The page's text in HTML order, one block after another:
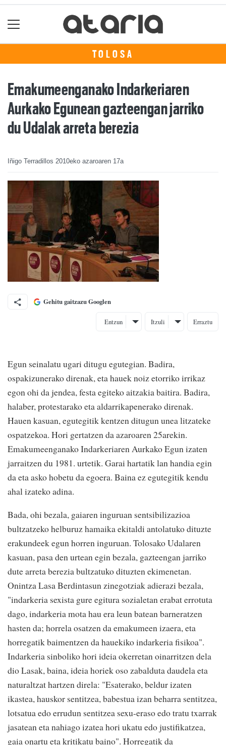
TOLOSA
Emakumeenganako Indarkeriaren
Aurkako Egunean gazteengan jarriko
du Udalak arreta berezia
Iñigo Terradillos 2010eko azaroaren 17a
Gehitu gaitzazu Googlen
Entzun Itzuli Erraztu
Egun seinalatu ugari ditugu egutegian. Badira,
ospakizunerako direnak, eta hauek noiz etorriko irrikaz
egon ohi da jendea, festa egiteko aitzakia baitira. Badira,
halaber, protestarako eta aldarrikapenerako direnak.
Hauen kasuan, egutegitik kentzen ditugun unea litzateke
ospatzekoa. Hori gertatzen da azaroaren 25arekin.
Emakumeenganako Indarkeriaren Aurkako Egun izaten
jarraitzen du 1981. urtetik. Garai hartatik lan handia egin
da eta asko hobetu da egoera. Baina ez egutegitik kendu
ahal izateko adina.
Bada, ohi bezala, gaiaren inguruan sentsibilizazioa
bultzatzeko helburuz hamaika ekitaldi antolatuko dituzte
erakundeek egun horren inguruan. Tolosako Udalaren
kasuan, pasa den urtean egin bezala, gazteengan jarriko
dute arreta berezia bultzatuko dituzten ekimenetan.
Onintza Lasa Berdintasun zinegotziak adierazi bezala,
"indarkeria sexista gure egitura sozialetan erabat errotuta
dago, indarkeria mota hau era leun batean barneratzen
hasten da; horrela osatzen da emakumeen izaera, eta
horregatik baimentzen da hauekiko indarkeria fisikoa".
Indarkeria sinboliko hori ideia okerretan oinarritzen dela
dio Lasak, baina, ideia horiek oso zabalduta daudela eta
naturaltzat hartzen direla: "Esaterako, beldur izaten
ikastea, hauskor sentitzea, babestua izan beharra sentitzea,
lotsatua edo errudun sentitzea sexu-eraso edo tratu txarrak
jasatean eta nahiago izatea hori ukatu edo justifikatzea,
gaia onartu eta kritikatu baino". Horregatik da